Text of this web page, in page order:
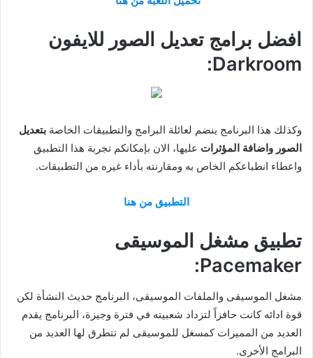
افضل برامج تعديل الصور للايفون
Darkroom:
وكذلك هذا البرنامج ينضم لعائلة البرامج والتطبيقات الخاصة بتعديل
الصور واضافة المؤثرات عليها، الان بإمكانكم تجربة هذا التطبيق
واعطاء انطباعكم الخاص به ومقارنته بأداء غيره من التطبيقات.
التطبيق من هنا
تطبيق مشغل الموسيقى
Pacemaker:
مشغل الموسيقى والملفات الموسيقى، البرنامج حديث النشأة لكن
قوة ادائه كانت حافزاً لتزداد شعبيته في فترة وجيزة، البرنامج يقدم
العديد من المميزات كمسغل للموسيقى لم تتطرق لها العديد من
البرامج الأخرى.